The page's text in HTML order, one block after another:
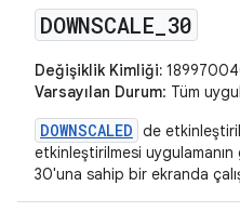
DOWNSCALE 30
Değişiklik Kimliği:
Varsayılan Durum: Tüm
DOWNSCALED de
etkinleştirilmesi
30'una sahip bir ekranda